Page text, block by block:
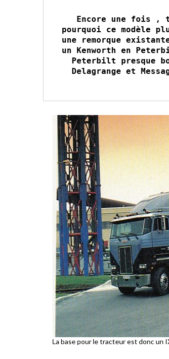
Encore une fois ,
pourquoi ce modèle
une remorque
un Kenworth en
Peterbilt presque
Delagrange et
La base pour le tracteur est donc un